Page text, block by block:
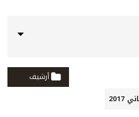
أرشيف